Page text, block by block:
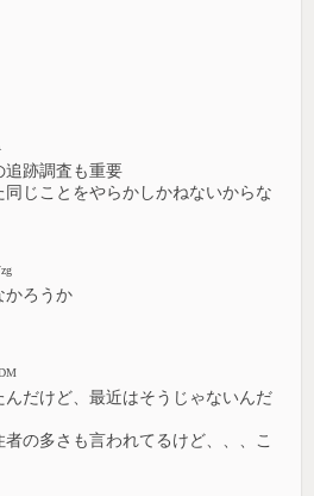
追跡調査も重要
じことをやらかしかねないからな
かろうか
だけど、最近はそうじゃないんだ
の多さも言われてるけど、、、こ